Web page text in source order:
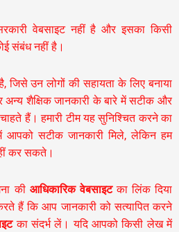
वेबसाइट नहीं है और इसका किसी
संबंध नहीं है।
जिसे उन लोगों की सहायता के लिए बनाया
अन्य शैक्षिक जानकारी के बारे में सटीक और
हैं। हमारी टीम यह सुनिश्चित करने का
सटीक जानकारी मिले, लेकिन हम
कर सकते।
की आधिकारिक वेबसाइटका लिंक दिया
हैं कि आप जानकारी को सत्यापित करने
का संदर्भ लें। यदि आपको किसी लेख में